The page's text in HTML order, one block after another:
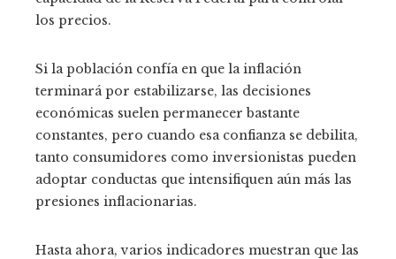
los precios.
Si la población confía en que la inflación
terminará por estabilizarse, las decisiones
económicas suelen permanecer bastante
constantes, pero cuando esa confianza se debilita,
tanto consumidores como inversionistas pueden
adoptar conductas que intensifiquen aún más las
presiones inflacionarias.
Hasta ahora, varios indicadores muestran que las